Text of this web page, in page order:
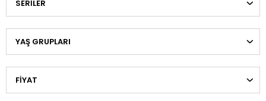
SERILER
YAŞ GRUPLARI
FIYAT